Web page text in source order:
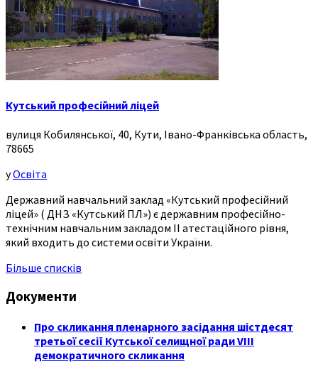
Кутський професійний ліцей
вулиця Кобилянської, 40, Кути, Івано-Франківська область,
78665
уОсвіта
Державний навчальний заклад «Кутський професійний
ліцей» ( ДНЗ «Кутський ПЛ») є державним професійно-
технічним навчальним закладом ІІ атестаційного рівня,
який входить до системи освіти України.
Більше списків
Документи
Про скликання пленарного засідання шістдесят
третьої сесії Кутської селищної ради VIII
демократичного скликання